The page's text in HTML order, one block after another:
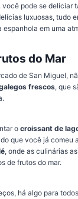
pode se deliciar
luxuosas, tudo
em uma
do Mar
de San Miguel,
frescos, que
o croissant de
que você já comeu
, onde as culinárias
de frutos do mar.
há algo para